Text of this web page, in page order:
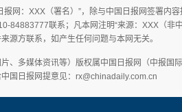
报网：XXX（署名）”，除与中国日报网签署内
84883777联系；凡本网注明“来源：XXX（非
源方联系，如产生任何问题与本网无关。
、多媒体资讯等）版权属中国日报网（中报国
国日报网提意见：rx@chinadaily.com.cn